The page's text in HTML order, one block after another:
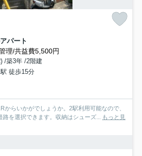
パート
理/共益費5,500円
/築3年 /2階建
徒歩15分
からいかがでしょうか。2駅利用可能なので、
路を選択できます。収納はシューズ... もっと見